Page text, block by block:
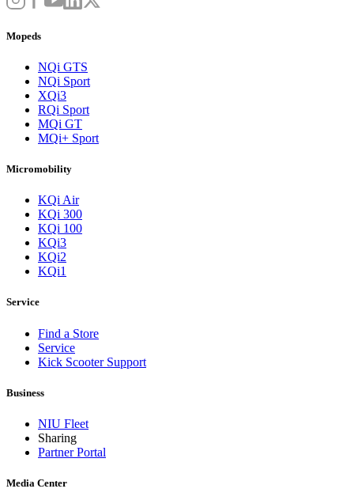
Mopeds
NQi GTS
NQi Sport
XQi3
RQi Sport
MQi GT
MQi+ Sport
Micromobility
KQi Air
KQi 300
KQi 100
KQi3
KQi2
KQi1
Service
Find a Store
Service
Kick Scooter Support
Business
NIU Fleet
Sharing
Partner Portal
Media Center